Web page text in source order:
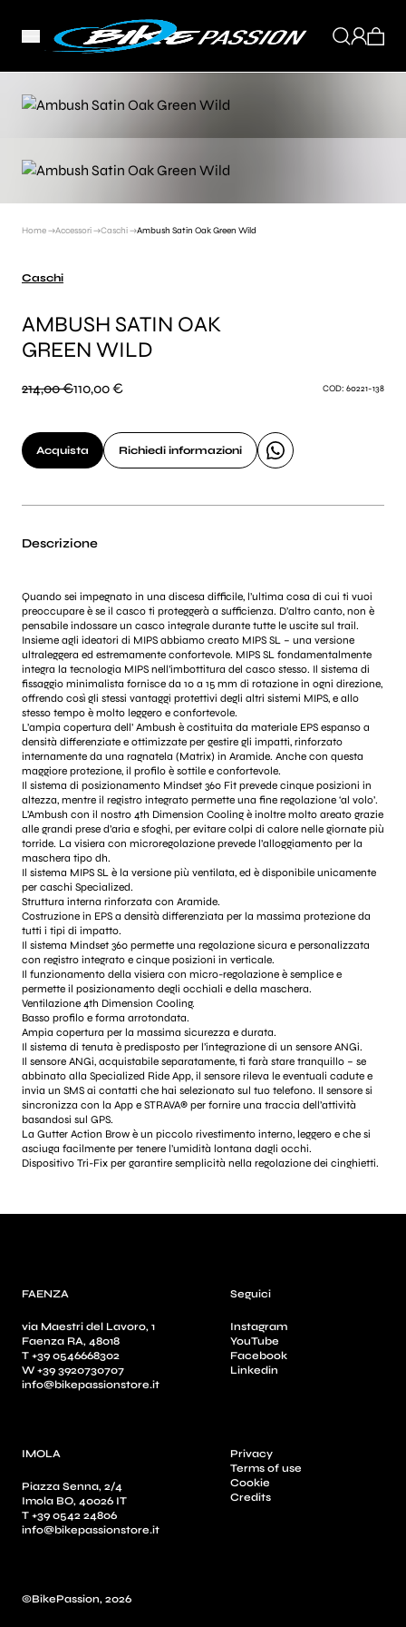
Home →Accessori →Caschi →Ambush Satin Oak Green Wild
Caschi
AMBUSH SATIN OAK
GREEN WILD
214,00 €110,00 € COD: 60221-138
Acquista Richiedi informazioni
Descrizione
Quando sei impegnato in una discesa difficile, l’ultima cosa di cui ti vuoi
preoccupare è se il casco ti proteggerà a sufficienza. D’altro canto, non è
pensabile indossare un casco integrale durante tutte le uscite sul trail.
Insieme agli ideatori di MIPS abbiamo creato MIPS SL – una versione
ultraleggera ed estremamente confortevole. MIPS SL fondamentalmente
integra la tecnologia MIPS nell’imbottitura del casco stesso. Il sistema di
fissaggio minimalista fornisce da 10 a 15 mm di rotazione in ogni direzione,
offrendo così gli stessi vantaggi protettivi degli altri sistemi MIPS, e allo
stesso tempo è molto leggero e confortevole.
L’ampia copertura dell’ Ambush è costituita da materiale EPS espanso a
densità differenziate e ottimizzate per gestire gli impatti, rinforzato
internamente da una ragnatela (Matrix) in Aramide. Anche con questa
maggiore protezione, il profilo è sottile e confortevole.
Il sistema di posizionamento Mindset 360 Fit prevede cinque posizioni in
altezza, mentre il registro integrato permette una fine regolazione ‘al volo’.
L’Ambush con il nostro 4th Dimension Cooling è inoltre molto areato grazie
alle grandi prese d’aria e sfoghi, per evitare colpi di calore nelle giornate più
torride. La visiera con microregolazione prevede l’alloggiamento per la
maschera tipo dh.
Il sistema MIPS SL è la versione più ventilata, ed è disponibile unicamente
per caschi Specialized.
Struttura interna rinforzata con Aramide.
Costruzione in EPS a densità differenziata per la massima protezione da
tutti i tipi di impatto.
Il sistema Mindset 360 permette una regolazione sicura e personalizzata
con registro integrato e cinque posizioni in verticale.
Il funzionamento della visiera con micro-regolazione è semplice e
permette il posizionamento degli occhiali e della maschera.
Ventilazione 4th Dimension Cooling.
Basso profilo e forma arrotondata.
Ampia copertura per la massima sicurezza e durata.
Il sistema di tenuta è predisposto per l’integrazione di un sensore ANGi.
Il sensore ANGi, acquistabile separatamente, ti farà stare tranquillo – se
abbinato alla Specialized Ride App, il sensore rileva le eventuali cadute e
invia un SMS ai contatti che hai selezionato sul tuo telefono. Il sensore si
sincronizza con la App e STRAVA® per fornire una traccia dell’attività
basandosi sul GPS.
La Gutter Action Brow è un piccolo rivestimento interno, leggero e che si
asciuga facilmente per tenere l’umidità lontana dagli occhi.
Dispositivo Tri-Fix per garantire semplicità nella regolazione dei cinghietti.
FAENZA
via Maestri del Lavoro, 1
Faenza RA, 48018
T +39 0546668302
W +39 3920730707
info@bikepassionstore.it
IMOLA
Piazza Senna, 2/4
Imola BO, 40026 IT
T +39 0542 24806
info@bikepassionstore.it
Seguici
Instagram
YouTube
Facebook
Linkedin
Privacy
Terms of use
Cookie
Credits
©BikePassion, 2026